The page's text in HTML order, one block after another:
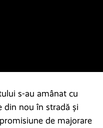
s-au amânat cu
din nou în stradă și
de majorare